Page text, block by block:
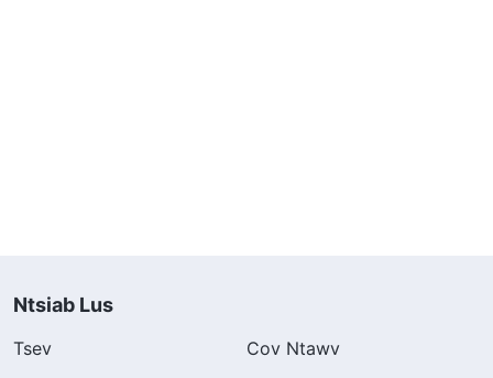
Ntsiab Lus
Tsev
Cov Ntawv